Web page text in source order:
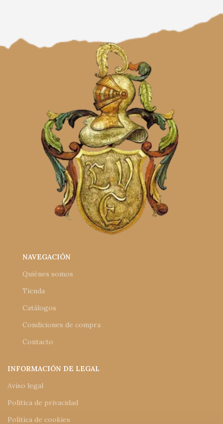
NAVEGACIÓN
Quiénes somos
Tienda
Catálogos
Condiciones de compra
Contacto
INFORMACIÓN DE LEGAL
Aviso legal
Política de privacidad
Política de cookies